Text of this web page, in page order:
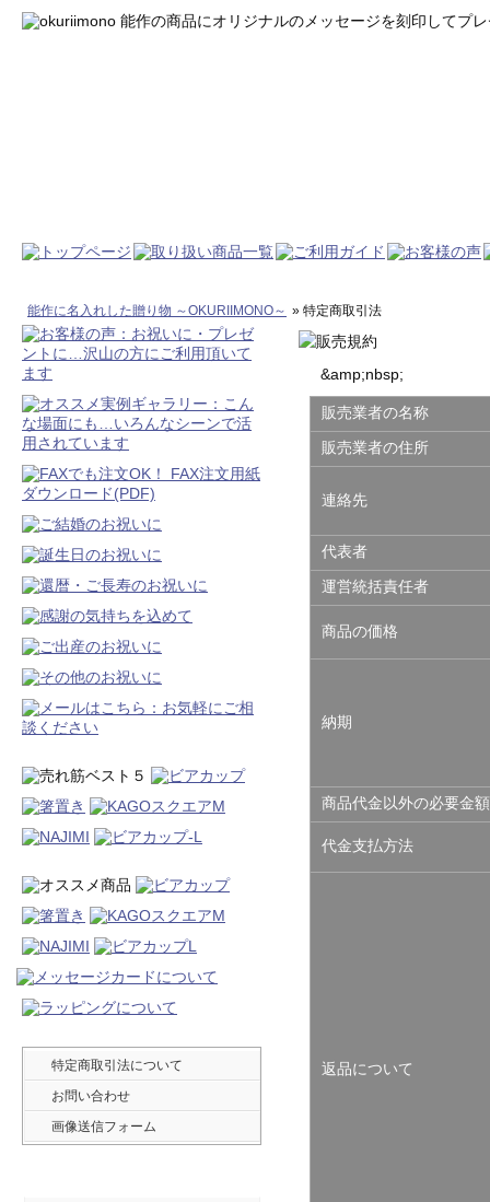
能作に名入れした贈り物 ～OKURIIMONO～ » 特定商取引法
&amp;nbsp;
販売業者の名称
販売業者の住所
連絡先
代表者
運営統括責任者
商品の価格
納期
商品代金以外の必要金額
代金支払方法
返品について
特定商取引法について
お問い合わせ
画像送信フォーム